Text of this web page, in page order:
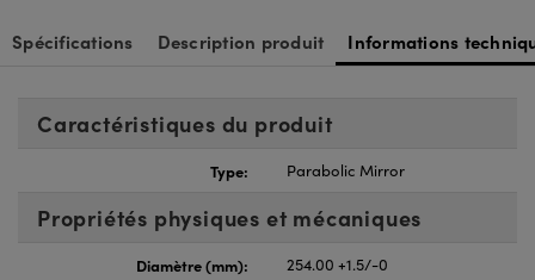
Spécifications Description produit Informations
Caractéristiques du produit
Type: Parabolic Mirror
Propriétés physiques et mécaniques
Diamètre (mm):
254.00 +1.5/-0